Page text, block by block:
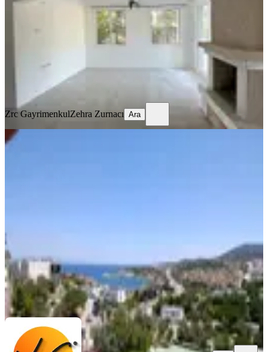
295 m²· Bahçe dublex 22.07.2026
17.000.000 ₺17.500.000 ₺
Zehra Zurnacı
Zrc GayrimenkulZehra Zurnacı Ara
MANZARALI
VİLLACI FATİHVolkan Yeşiltepe
Ara